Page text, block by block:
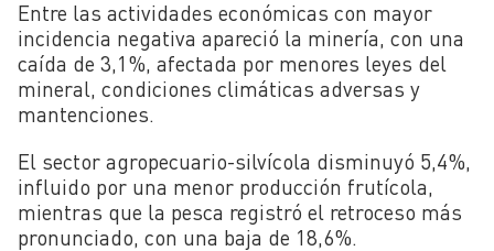
Entre las actividades económicas con mayor
incidencia negativa apareció la minería, con una
caída de 3,1%, afectada por menores leyes del
mineral, condiciones climáticas adversas y
mantenciones.
El sector agropecuario-silvícola disminuyó 5,4%,
influido por una menor producción frutícola,
mientras que la pesca registró el retroceso más
pronunciado, con una baja de 18,6%.